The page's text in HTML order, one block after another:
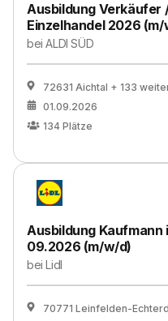
Ausbildung Verkäufer
Einzelhandel 2026 (m/
beiALDI SÜD
72631 Aichtal + 133
01.09.2026
134 Plätze
Ausbildung Kaufmann
09.2026 (m/w/d)
beiLidl
70771 Leinfelden-